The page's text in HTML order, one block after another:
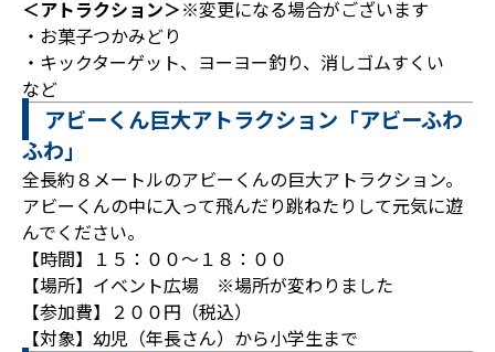
＜アトラクション＞※変更になる場合がございます
・お菓子つかみどり
・キックターゲット、ヨーヨー釣り、消しゴムすくい
など
アビーくん巨大アトラクション「アビーふわ
ふわ」
全長約８メートルのアビーくんの巨大アトラクション。
アビーくんの中に入って飛んだり跳ねたりして元気に遊
んでください。
【時間】１５：００～１８：００
【場所】イベント広場 ※場所が変わりました
【参加費】２００円（税込）
【対象】幼児（年長さん）から小学生まで